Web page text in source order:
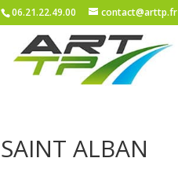
06.21.22.49.00 contact@arttp.fr
SAINT ALBAN